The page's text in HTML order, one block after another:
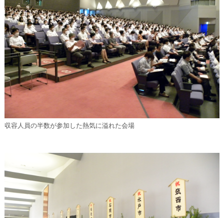
収容人員の半数が参加した熱気に溢れた会場